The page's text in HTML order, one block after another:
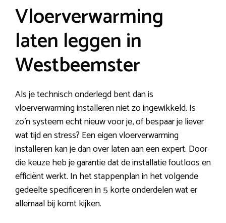
Vloerverwarming
laten leggen in
Westbeemster
Als je technisch onderlegd bent dan is
vloerverwarming installeren niet zo ingewikkeld. Is
zo’n systeem echt nieuw voor je, of bespaar je liever
wat tijd en stress? Een eigen vloerverwarming
installeren kan je dan over laten aan een expert. Door
die keuze heb je garantie dat de installatie foutloos en
efficiënt werkt. In het stappenplan in het volgende
gedeelte specificeren in 5 korte onderdelen wat er
allemaal bij komt kijken.